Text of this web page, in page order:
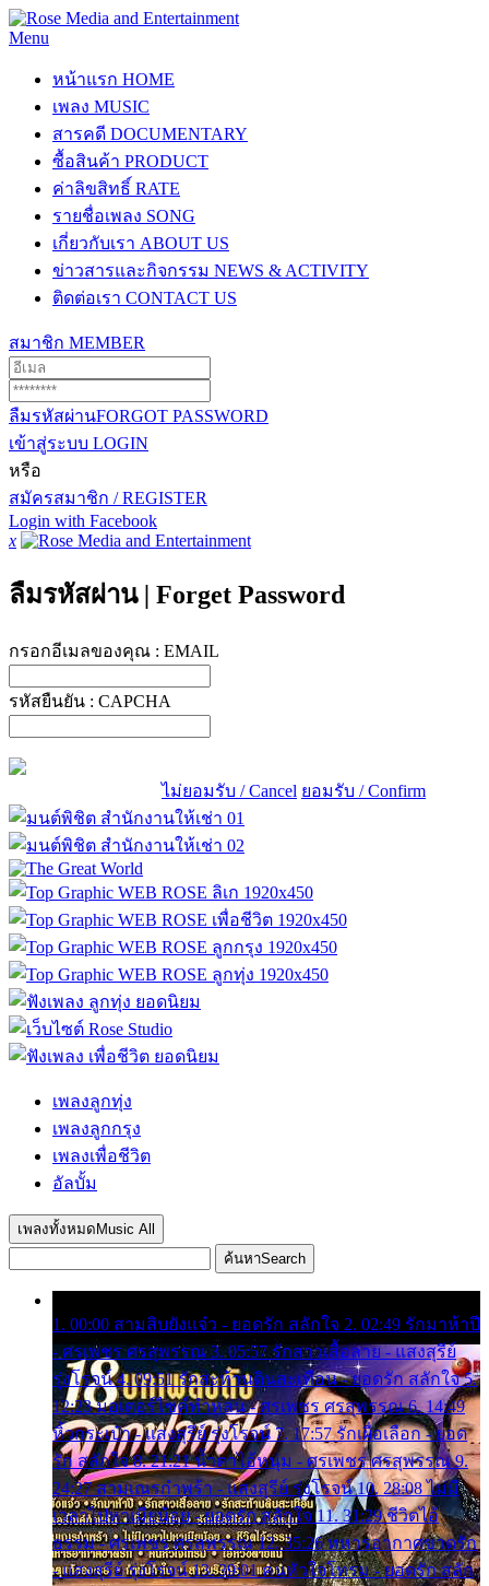
Menu
หน้าแรก HOME
เพลง MUSIC
สารคดี DOCUMENTARY
ซื้อสินค้า PRODUCT
ค่าลิขสิทธิ์ RATE
รายชื่อเพลง SONG
เกี่ยวกับเรา ABOUT US
ข่าวสารและกิจกรรม NEWS & ACTIVITY
ติดต่อเรา CONTACT US
สมาชิก MEMBER
ลืมรหัสผ่านFORGOT PASSWORD
เข้าสู่ระบบ LOGIN
หรือ
สมัครสมาชิก / REGISTER
Login with Facebook
x
ลืมรหัสผ่าน | Forget Password
กรอกอีเมลของคุณ : EMAIL
รหัสยืนยัน : CAPCHA
ไม่ยอมรับ / Cancel ยอมรับ / Confirm
เพลงลูกทุ่ง
เพลงลูกกรุง
เพลงเพื่อชีวิต
อัลบั้ม
เพลงทั้งหมด Music All
ค้นหาSearch
1. 00:00 สามสิบยังแจ๋ว - ยอดรัก สลักใจ 2. 02:49 รักมาห้าปี
- ศรเพชร ศรสุพรรณ 3. 05:57 รักสาวเสื้อลาย - แสงสุรีย์
รุ่งโรจน์ 4. 09:51 รักสะท้านดินสะเทือน - ยอดรัก สลักใจ 5.
12:23 มอเตอร์ไซค์ทำหล่น - ศรเพชร ศรสุพรรณ 6. 14:49
หิ้วกระเป๋า - แสงสุรีย์ รุ่งโรจน์ 7. 17:57 รักเผื่อเลือก - ยอด
รัก สลักใจ 8. 21:21 น้ำตาไอ้หนุ่ม - ศรเพชร ศรสุพรรณ 9.
24:27 สามเณรกำพร้า - แสงสุรีย์ รุ่งโรจน์ 10. 28:08 ไม่มี
เวลาไปหาเมียน้อย - ยอดรัก สลักใจ 11. 31:29 ชีวิตไอ้
ธรรม - ศรเพชร ศรสุพรรณ 12. 35:26 ทหารอากาศขาดรัก
- แสงสุรีย์ รุ่งโรจน์ 13. 39:01 คนหัวใจโทรม - ยอดรัก สลัก